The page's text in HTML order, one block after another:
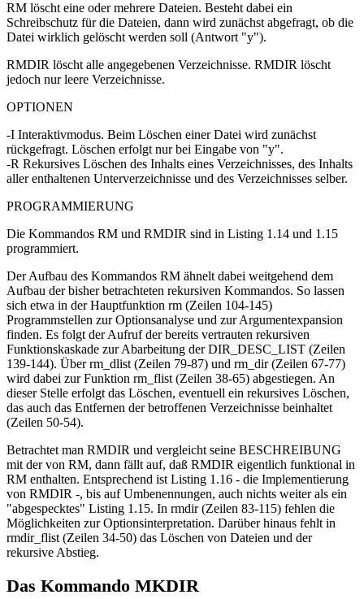
RM löscht eine oder mehrere Dateien. Besteht dabei ein
Schreibschutz für die Dateien, dann wird zunächst abgefragt, ob die
Datei wirklich gelöscht werden soll (Antwort "y").
RMDIR löscht alle angegebenen Verzeichnisse. RMDIR löscht
jedoch nur leere Verzeichnisse.
OPTIONEN
-I Interaktivmodus. Beim Löschen einer Datei wird zunächst
rückgefragt. Löschen erfolgt nur bei Eingabe von "y".
-R Rekursives Löschen des Inhalts eines Verzeichnisses, des Inhalts
aller enthaltenen Unterverzeichnisse und des Verzeichnisses selber.
PROGRAMMIERUNG
Die Kommandos RM und RMDIR sind in Listing 1.14 und 1.15
programmiert.
Der Aufbau des Kommandos RM ähnelt dabei weitgehend dem
Aufbau der bisher betrachteten rekursiven Kommandos. So lassen
sich etwa in der Hauptfunktion rm (Zeilen 104-145)
Programmstellen zur Optionsanalyse und zur Argumentexpansion
finden. Es folgt der Aufruf der bereits vertrauten rekursiven
Funktionskaskade zur Abarbeitung der DIR_DESC_LIST (Zeilen
139-144). Über rm_dlist (Zeilen 79-87) und rm_dir (Zeilen 67-77)
wird dabei zur Funktion rm_flist (Zeilen 38-65) abgestiegen. An
dieser Stelle erfolgt das Löschen, eventuell ein rekursives Löschen,
das auch das Entfernen der betroffenen Verzeichnisse beinhaltet
(Zeilen 50-54).
Betrachtet man RMDIR und vergleicht seine BESCHREIBUNG
mit der von RM, dann fällt auf, daß RMDIR eigentlich funktional in
RM enthalten. Entsprechend ist Listing 1.16 - die Implementierung
von RMDIR -, bis auf Umbenennungen, auch nichts weiter als ein
"abgespecktes" Listing 1.15. In rmdir (Zeilen 83-115) fehlen die
Möglichkeiten zur Optionsinterpretation. Darüber hinaus fehlt in
rmdir_flist (Zeilen 34-50) das Löschen von Dateien und der
rekursive Abstieg.
Das Kommando MKDIR